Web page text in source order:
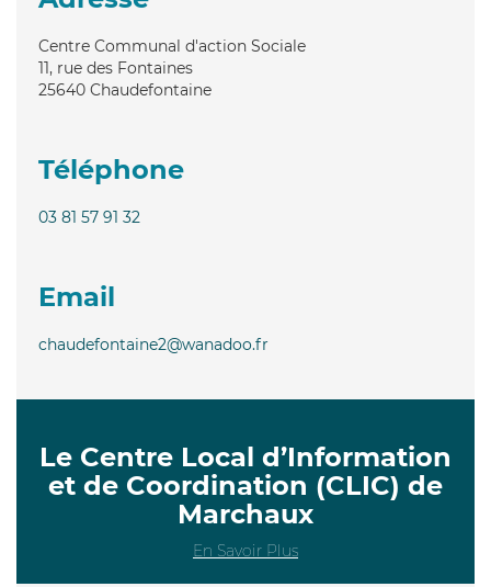
Centre Communal d'action Sociale
11, rue des Fontaines
25640 Chaudefontaine
Téléphone
03 81 57 91 32
Email
chaudefontaine2@wanadoo.fr
Le Centre Local d’Information
et de Coordination (CLIC) de
Marchaux
En Savoir Plus